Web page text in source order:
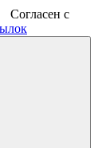
Согласен с